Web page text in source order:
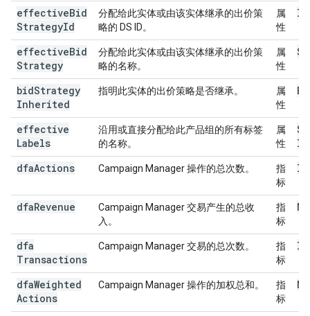
effectiveBid
StrategyId
分配给此实体或由该实体继承的出价策
略的 DS ID。
属
性
ID
effectiveBid
Strategy
分配给此实体或由该实体继承的出价策
略的名称。
属
性
bidStrategy
Inherited
指明此实体的出价策略是否继承。
属
性
effective
Labels
沿用或直接分配给此产品组的所有标签
的名称。
属
性
dfaActions Campaign Manager 操作的总次数。
指
标
dfaRevenue
Campaign Manager 交易产生的总收
入。
指
标
dfa
Transactions
Campaign Manager 交易的总次数。
指
标
dfaWeighted
Actions
Campaign Manager 操作的加权总和。
指
标